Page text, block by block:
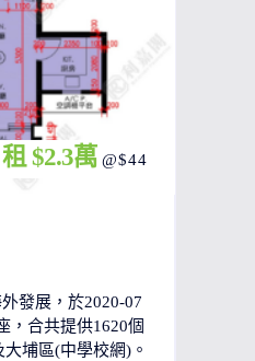
發展，於2020-07
，合共提供1620個
埔區(中學校網)。
租 $2.3萬 @$44